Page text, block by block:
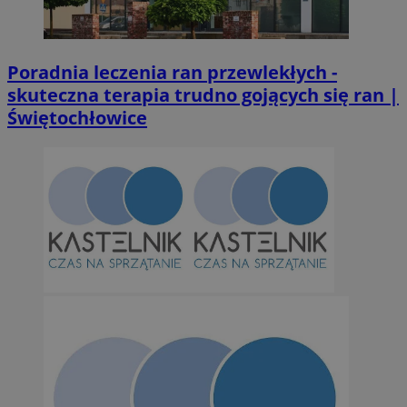
Poradnia leczenia ran przewlekłych -
skuteczna terapia trudno gojących się ran |
Świętochłowice
SessID
m-ce.pl
QeSessID m-ce.pl 1
euds .rfihub.com